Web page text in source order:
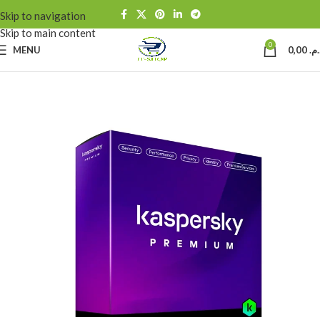
Skip to navigation
Skip to main content
MENU 0